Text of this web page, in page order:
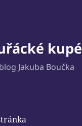
kupé
Jakuba Boučka